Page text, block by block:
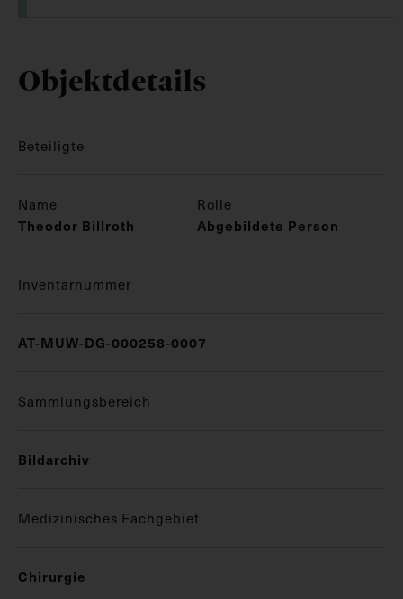
Objektdetails
Beteiligte
Name Rolle
Theodor Billroth Abgebildete Person
Inventarnummer
AT-MUW-DG-000258-0007
Sammlungsbereich
Bildarchiv
Medizinisches Fachgebiet
Chirurgie